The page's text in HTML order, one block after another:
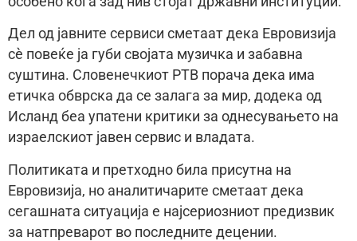
Дел од јавните сервиси сметаат дека Евровизија
сè повеќе ја губи својата музичка и забавна
суштина. Словенечкиот РТВ порача дека има
етичка обврска да се залага за мир, додека од
Исланд беа упатени критики за однесувањето на
израелскиот јавен сервис и владата.
Политиката и претходно била присутна на
Евровизија, но аналитичарите сметаат дека
сегашната ситуација е најсериозниот предизвик
за натпреварот во последните децении.